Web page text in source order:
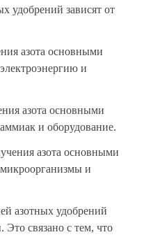
удобрений зависят от
азота основными
и
азота основными
и оборудование.
азота основными
микроорганизмы и
азотных удобрений
Это связано с тем, что